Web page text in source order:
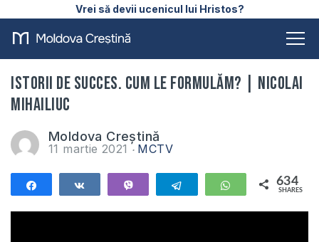
Vrei să devii ucenicul lui Hristos?
Istorii de succes. Cum le formulăm? | Nicolai
Mihailiuc
Moldova Creștină
11 martie 2021 MCTV
Telegram WhatsApp
634
SHARES